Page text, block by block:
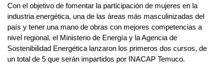
Con el objetivo de fomentar la participación de mujeres en la
industria energética, una de las áreas más masculinizadas del
país y tener una mano de obras con mejores competencias a
nivel regional, el Ministerio de Energía y la Agencia de
Sostenibilidad Energética lanzaron los primeros dos cursos, de
un total de 5 que serán impartidos por INACAP Temuco.